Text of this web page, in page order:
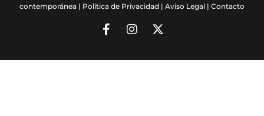
contemporánea | Política de Privacidad | Aviso Legal | Contacto